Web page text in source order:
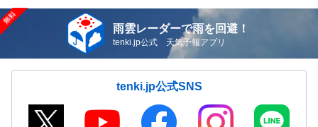
雨雲レーダーで雨を回避！
tenki.jp公式 天気予報アプリ
tenki.jp公式SNS